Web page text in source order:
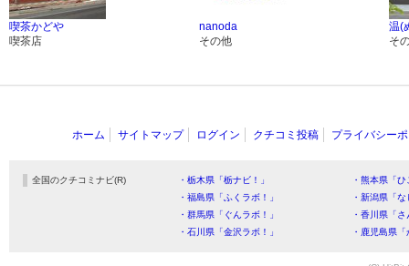
喫茶かどや
喫茶店
nanoda
その他
温(
そ
ホーム サイトマップ ログイン クチコミ投稿 プライバシー
全国のクチコミナビ(R) ・栃木県「栃ナビ！」
・熊本県「
・福島県「ふくラボ！」
・新潟県「
・群馬県「ぐんラボ！」
・香川県「
・石川県「金沢ラボ！」
・鹿児島県